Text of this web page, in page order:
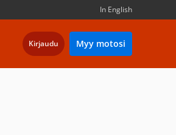
In English
Kirjaudu Myy motosi